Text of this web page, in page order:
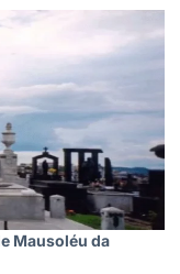
Mausoléu da